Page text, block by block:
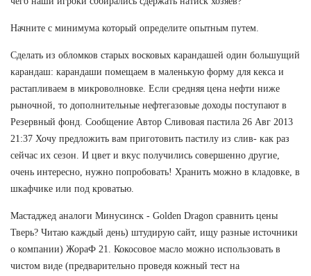
Начните с минимума который определите опытным путем.
Сделать из обломков старых восковых карандашей один большущий
карандаш: карандаши помещаем в маленькую форму для кекса и
растапливаем в микроволновке. Если средняя цена нефти ниже
рыночной, то дополнительные нефтегазовые доходы поступают в
Резервный фонд. Сообщение Автор Сливовая пастила 26 Авг 2013
21:37 Хочу предложить вам приготовить пастилу из слив- как раз
сейчас их сезон. И цвет и вкус получились совершенно другие,
очень интересно, нужно попробовать! Хранить можно в кладовке, в
шкафчике или под кроватью.
Мастаджед аналоги Минусинск - Golden Dragon сравнить цены
Тверь? Читаю каждый день) штудирую сайт, ищу разные источники
о компании) ЖораФ 21. Кокосовое масло можно использовать в
чистом виде (предварительно проведя кожный тест на